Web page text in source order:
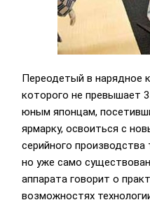
Переодетый в нарядное
которого не превышает
юным японцам,
ярмарку, освоиться с
серийного
но уже само
аппарата говорит о
возможностях